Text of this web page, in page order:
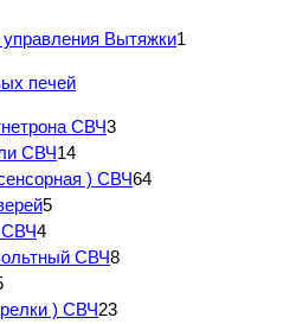
Вытяжки1
печей
СВЧ3
СВЧ14
) СВЧ64
5
СВЧ4
СВЧ8
) СВЧ23